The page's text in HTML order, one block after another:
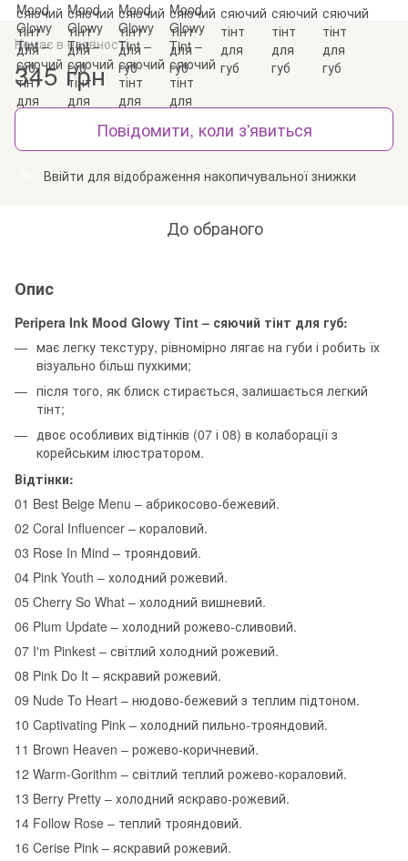
Немає в наявності
345 грн
Повідомити, коли з'явиться
Ввійти для відображення накопичувальної знижки
До обраного
Опис
Peripera Ink Mood Glowy Tint – сяючий тінт для губ:
має легку текстуру, рівномірно лягає на губи і робить їх
візуально більш пухкими;
після того, як блиск стирається, залишається легкий
тінт;
двоє особливих відтінків (07 і 08) в колаборації з
корейським ілюстратором.
Відтінки:
01 Best Beige Menu – абрикосово-бежевий.
02 Coral Influencer – кораловий.
03 Rose In Mind – трояндовий.
04 Pink Youth – холодний рожевий.
05 Cherry So What – холодний вишневий.
06 Plum Update – холодний рожево-сливовий.
07 I'm Pinkest – світлий холодний рожевий.
08 Pink Do It – яскравий рожевий.
09 Nude To Heart – нюдово-бежевий з теплим підтоном.
10 Captivating Pink – холодний пильно-трояндовий.
11 Brown Heaven – рожево-коричневий.
12 Warm-Gorithm – світлий теплий рожево-кораловий.
13 Berry Pretty – холодний яскраво-рожевий.
14 Follow Rose – теплий трояндовий.
16 Cerise Pink – яскравий рожевий.